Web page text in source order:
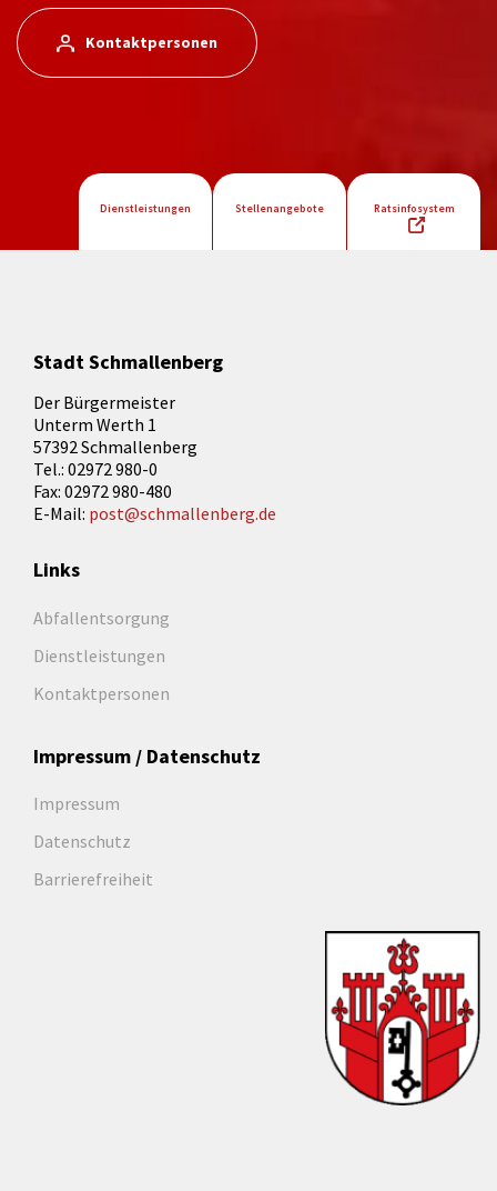
Kontaktpersonen
Dienstleistungen Stellenangebote Ratsinfosystem
Stadt Schmallenberg
Der Bürgermeister
Unterm Werth 1
57392 Schmallenberg
Tel.: 02972 980-0
Fax: 02972 980-480
E-Mail: post@schmallenberg.de
Links
Abfallentsorgung
Dienstleistungen
Kontaktpersonen
Impressum / Datenschutz
Impressum
Datenschutz
Barrierefreiheit